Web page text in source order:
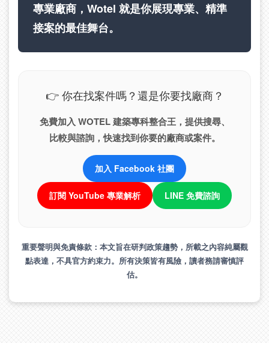
專業廠商，Wotel 就是你展現專業、精準
接案的最佳舞台。
👉 你在找案件嗎？還是你要找廠商？
免費加入 WOTEL 建築專科整合王，提供搜尋、
比較與諮詢，快速找到你要的廠商或案件。
加入 Facebook 社團
訂閱 YouTube 專業解析 LINE 免費諮詢
重要聲明與免責條款： 本文旨在研判政策趨勢，所載之內容純屬觀
點表達，不具官方約束力。所有決策皆有風險，讀者務請審慎評
估。